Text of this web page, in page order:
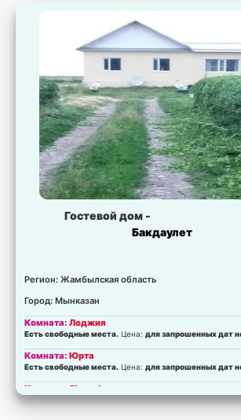
Гостевой дом -
Бакдаулет
Регион: Жамбылская область
Город: Мынказан
Комната:Лоджия
Есть свободные места. Цена:для запрошенных дат
Комната:Юрта
Есть свободные места. Цена:для запрошенных дат
Комната: Shared
Есть свободные места.Цена:для запрошенных дат